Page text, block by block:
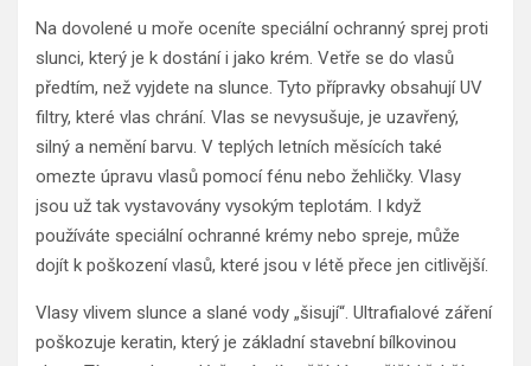
Na dovolené u moře oceníte speciální ochranný sprej proti
slunci, který je k dostání i jako krém. Vetře se do vlasů
předtím, než vyjdete na slunce. Tyto přípravky obsahují UV
filtry, které vlas chrání. Vlas se nevysušuje, je uzavřený,
silný a nemění barvu. V teplých letních měsících také
omezte úpravu vlasů pomocí fénu nebo žehličky. Vlasy
jsou už tak vystavovány vysokým teplotám. I když
používáte speciální ochranné krémy nebo spreje, může
dojít k poškození vlasů, které jsou v létě přece jen citlivější.
Vlasy vlivem slunce a slané vody „šisují“. Ultrafialové záření
poškozuje keratin, který je základní stavební bílkovinou